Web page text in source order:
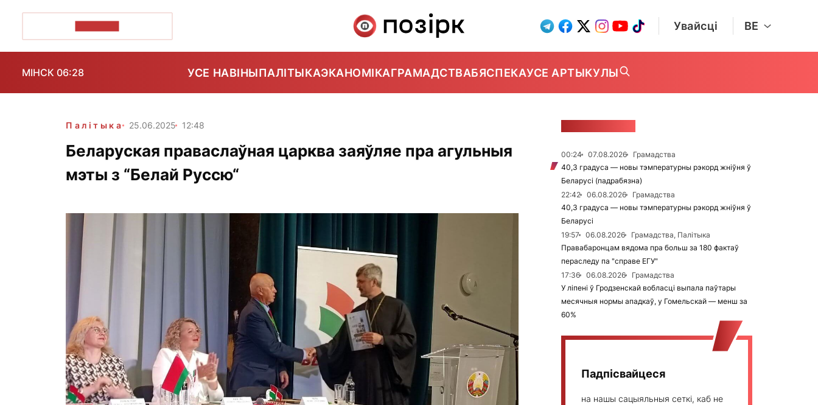
Увайсці BE
МІНСК 06:28 УСЕ НАВІНЫПАЛІТЫКАЭКАНОМІКАГРАМАДСТВАБЯСПЕКАУСЕ АРТЫКУЛЫ
Палітыка 25.06.2025 12:48
Беларуская праваслаўная царква заяўляе пра агульныя
мэты з “Белай Руссю“
00:24 07.08.2026
Грамадства
40,3 градуса — новы тэмпературны рэкорд жніўня ў
Беларусі (падрабязна)
22:42
06.08.2026
Грамадства
40,3 градуса — новы тэмпературны рэкорд жніўня ў
Беларусі
19:57
06.08.2026
Грамадства, Палітыка
Правабаронцам вядома пра больш за 180 фактаў
пераследу па "справе ЕГУ"
17:36
06.08.2026
Грамадства
У ліпені ў Гродзенскай вобласці выпала паўтары
месячныя нормы ападкаў, у Гомельскай — менш за
60%
Падпісвайцеся
на нашы сацыяльныя сеткі, каб не